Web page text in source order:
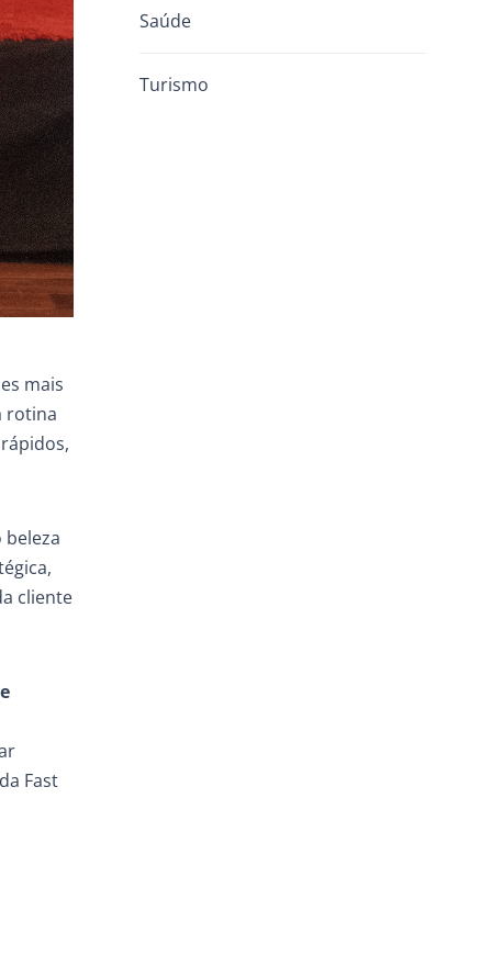
mais
rotina
cliente
Fast
Saúde
Turismo